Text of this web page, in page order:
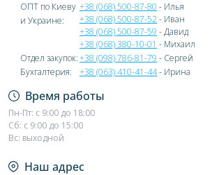
ОПТ по Киеву
и Украине:
+38 (068) 500-87-80 - Илья
+38 (068) 500-87-52- Иван
+38 (068) 500-87-59 - Давид
+38 (068) 380-10-01 - Михаил
Отдел закупок:+38 (098) 786-81-79 - Сергей
Бухгалтерия:
+38 (063) 410-41-44- Ирина
Время работы
Пн-Пт: с 9:00 до 18:00
Сб: с 9:00 до 15:00
Вс: выходной
Наш адрес